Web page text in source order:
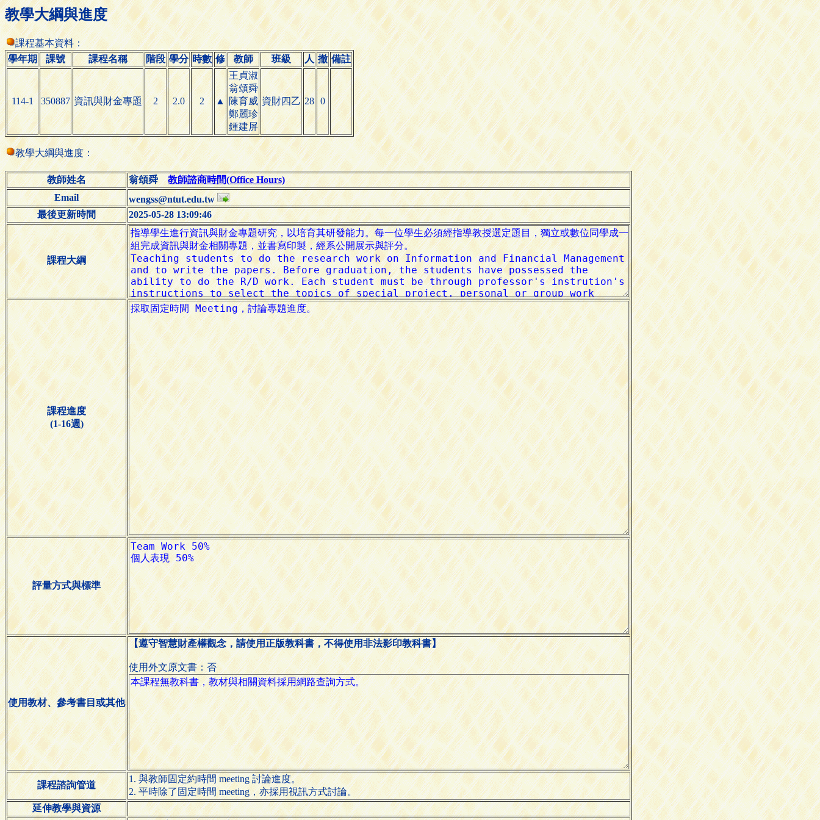
教學大綱與進度
課程基本資料：
學年期
課號 課程名稱 階段 學分 時數 修 教師 班級 人 撤 備註
114-1 350887 資訊與財金專題 2 2.0 2 ▲
王貞淑
翁頌舜
陳育威
鄭麗珍
鍾建屏
資財四乙 28 0
教學大綱與進度：
教師姓名 翁頌舜教師諮商時間(Office Hours)
Email
wengss@ntut.edu.tw
最後更新時間
2025-05-28 13:09:46
課程大綱
課程進度
(1-16週)
評量方式與標準
使用教材、參考書目或其他
【遵守智慧財產權觀念，請使用正版教科書，不得使用非法影印教科書】
使用外文原文書：否
課程諮詢管道
1. 與教師固定約時間 meeting 討論進度。
2. 平時除了固定時間 meeting，亦採用視訊方式討論。
延伸教學與資源